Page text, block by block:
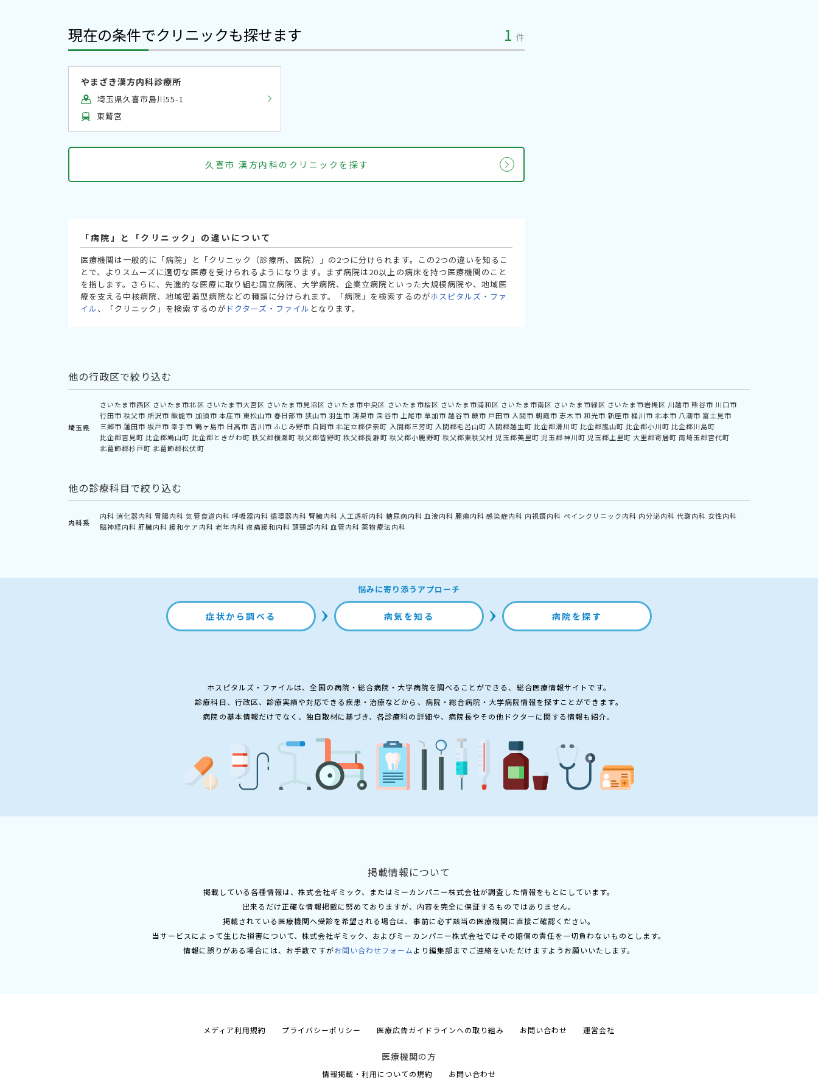
現在の条件でクリニックも探せます 1 件
やまざき漢方内科診療所
埼玉県久喜市島川55-1
東鷲宮
久喜市 漢方内科のクリニックを探す
「病院」と「クリニック」の違いについて
医療機関は一般的に「病院」と「クリニック（診療所、医院）」の2つに分けられます。この2つの違いを知るこ
とで、よりスムーズに適切な医療を受けられるようになります。まず病院は20以上の病床を持つ医療機関のこと
を指します。さらに、先進的な医療に取り組む国立病院、大学病院、企業立病院といった大規模病院や、地域医
療を支える中核病院、地域密着型病院などの種類に分けられます。「病院」を検索するのがホスピタルズ・ファ
イル、「クリニック」を検索するのが ドクターズ・ファイル となります。
他の行政区で絞り込む
埼玉県
さいたま市西区 さいたま市北区 さいたま市大宮区 さいたま市見沼区 さいたま市中央区 さいたま市桜区 さいたま市浦和区 さいたま市南区 さいたま市緑区 さいたま市岩槻区 川越市 熊谷市 川口市
行田市 秩父市 所沢市 飯能市 加須市 本庄市 東松山市 春日部市 狭山市 羽生市 鴻巣市 深谷市 上尾市 草加市 越谷市 蕨市 戸田市 入間市 朝霞市 志木市 和光市 新座市 桶川市 北本市 八潮市 富士見市
三郷市 蓮田市 坂戸市 幸手市 鶴ヶ島市 日高市 吉川市 ふじみ野市 白岡市 北足立郡伊奈町 入間郡三芳町 入間郡毛呂山町 入間郡越生町 比企郡滑川町 比企郡嵐山町 比企郡小川町 比企郡川島町
比企郡吉見町 比企郡鳩山町 比企郡ときがわ町 秩父郡横瀬町 秩父郡皆野町 秩父郡長瀞町 秩父郡小鹿野町 秩父郡東秩父村 児玉郡美里町 児玉郡神川町 児玉郡上里町 大里郡寄居町 南埼玉郡宮代町
北葛飾郡杉戸町 北葛飾郡松伏町
他の診療科目で絞り込む
内科系
内科 消化器内科 胃腸内科 気管食道内科 呼吸器内科 循環器内科 腎臓内科 人工透析内科 糖尿病内科 血液内科 腫瘍内科 感染症内科 内視鏡内科 ペインクリニック内科 内分泌内科 代謝内科 女性内科
脳神経内科 肝臓内科 緩和ケア内科 老年内科 疼痛緩和内科 頭頸部内科 血管内科 薬物療法内科
悩みに寄り添うアプローチ
症状から調べる 病気を知る 病院を探す
ホスピタルズ・ファイルは、全国の病院・総合病院・大学病院を調べることができる、総合医療情報サイトです。
診療科目、行政区、診療実績や対応できる疾患・治療などから、病院・総合病院・大学病院情報を探すことができます。
病院の基本情報だけでなく、独自取材に基づき、各診療科の詳細や、病院長やその他ドクターに関する情報も紹介。
掲載情報について
掲載している各種情報は、株式会社ギミック、またはミーカンパニー株式会社が調査した情報をもとにしています。
出来るだけ正確な情報掲載に努めておりますが、内容を完全に保証するものではありません。
掲載されている医療機関へ受診を希望される場合は、事前に必ず該当の医療機関に直接ご確認ください。
当サービスによって生じた損害について、株式会社ギミック、およびミーカンパニー株式会社ではその賠償の責任を一切負わないものとします。
情報に誤りがある場合には、お手数ですがお問い合わせフォームより編集部までご連絡をいただけますようお願いいたします。
メディア利用規約 プライバシーポリシー 医療広告ガイドラインへの取り組み お問い合わせ 運営会社
医療機関の方
情報掲載・利用についての規約 お問い合わせ